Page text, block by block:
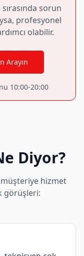
sorun
profesyonel
olabilir.
Arayın
10:00-20:00
Diyor?
müşteriye hizmet
görüşleri: